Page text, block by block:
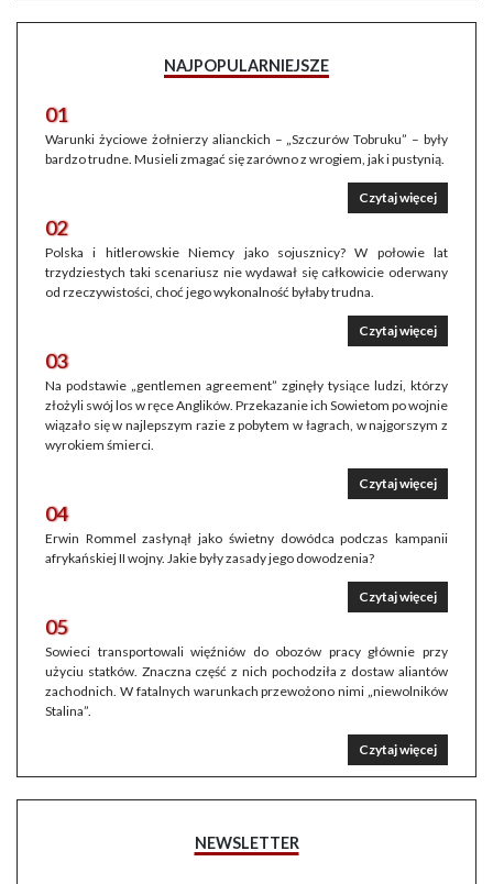
NAJPOPULARNIEJSZE
01
Warunki życiowe żołnierzy alianckich – „Szczurów Tobruku” – były
bardzo trudne. Musieli zmagać się zarówno z wrogiem, jak i pustynią.
Czytaj więcej
02
Polska i hitlerowskie Niemcy jako sojusznicy? W połowie lat
trzydziestych taki scenariusz nie wydawał się całkowicie oderwany
od rzeczywistości, choć jego wykonalność byłaby trudna.
Czytaj więcej
03
Na podstawie „gentlemen agreement” zginęły tysiące ludzi, którzy
złożyli swój los w ręce Anglików. Przekazanie ich Sowietom po wojnie
wiązało się w najlepszym razie z pobytem w łagrach, w najgorszym z
wyrokiem śmierci.
Czytaj więcej
04
Erwin Rommel zasłynął jako świetny dowódca podczas kampanii
afrykańskiej II wojny. Jakie były zasady jego dowodzenia?
Czytaj więcej
05
Sowieci transportowali więźniów do obozów pracy głównie przy
użyciu statków. Znaczna część z nich pochodziła z dostaw aliantów
zachodnich. W fatalnych warunkach przewożono nimi „niewolników
Stalina”.
Czytaj więcej
NEWSLETTER